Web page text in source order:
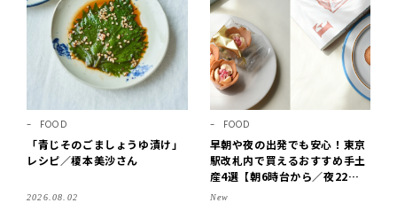
FOOD
「青じそのごましょうゆ漬け」
レシピ／榎本美沙さん
2026.08.02
FOOD
早朝や夜の出発でも安心！東京
駅改札内で買えるおすすめ手土
産4選【朝6時台から／夜22時
まで営業】
New